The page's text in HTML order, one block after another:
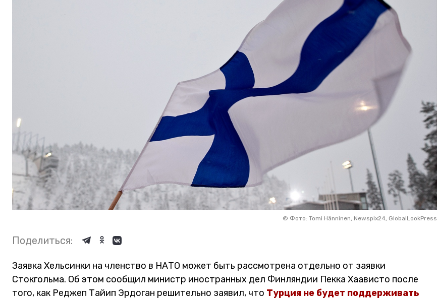
© Фото: Tomi Hänninen, Newspix24, GlobalLookPress
Поделиться:
Заявка Хельсинки на членство в НАТО может быть рассмотрена отдельно от заявки
Стокгольма. Об этом сообщил министр иностранных дел Финляндии Пекка Хаависто после
того, как Реджеп Тайип Эрдоган решительно заявил, что Турция не будет поддерживать